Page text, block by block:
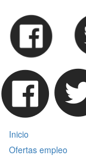
Inicio
Ofertas empleo